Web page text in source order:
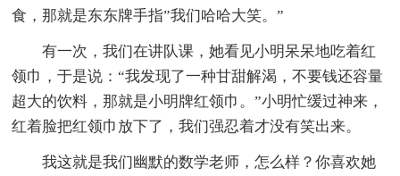
食，那就是东东牌手指”我们哈哈大笑。”
有一次，我们在讲队课，她看见小明呆呆地吃着红
领巾，于是说：“我发现了一种甘甜解渴，不要钱还容量
超大的饮料，那就是小明牌红领巾。”小明忙缓过神来，
红着脸把红领巾放下了，我们强忍着才没有笑出来。
我这就是我们幽默的数学老师，怎么样？你喜欢她